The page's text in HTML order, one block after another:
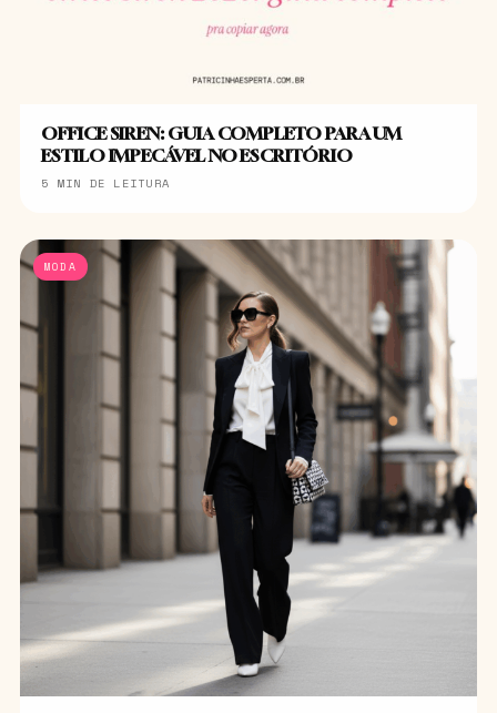
OFFICE SIREN: GUIA COMPLETO PARA UM
ESTILO IMPECÁVEL NO ESCRITÓRIO
5 MIN DE LEITURA
MODA